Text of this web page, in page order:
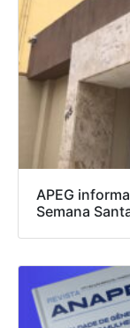
APEG
Semana